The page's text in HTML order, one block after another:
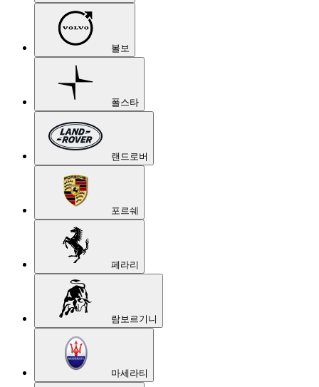
볼보
폴스타
랜드로버
포르쉐
페라리
람보르기니
마세라티